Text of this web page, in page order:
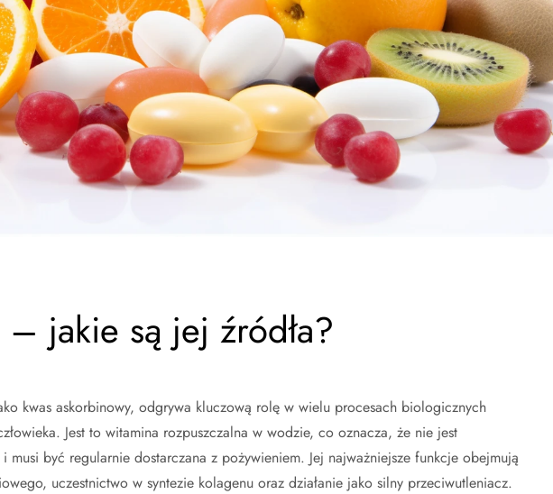
jakie są jej źródła?
kwas askorbinowy, odgrywa kluczową rolę w wielu procesach biologicznych
Jest to witamina rozpuszczalna w wodzie, co oznacza, że nie jest
musi być regularnie dostarczana z pożywieniem. Jej najważniejsze funkcje obejmują
uczestnictwo w syntezie kolagenu oraz działanie jako silny przeciwutleniacz.